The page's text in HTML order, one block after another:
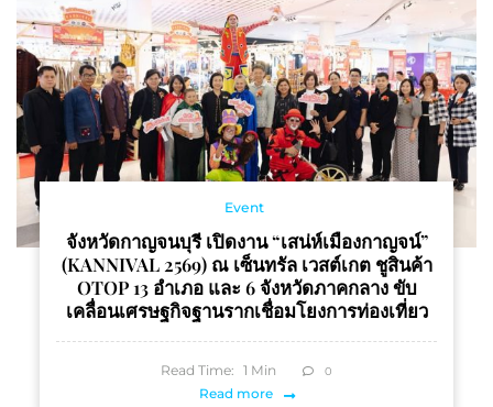
Event
จังหวัดกาญจนบุรี เปิดงาน “เสน่ห์เมืองกาญจน์”
(KANNIVAL 2569) ณ เซ็นทรัล เวสต์เกต ชูสินค้า
OTOP 13 อำเภอ และ 6 จังหวัดภาคกลาง ขับ
เคลื่อนเศรษฐกิจฐานรากเชื่อมโยงการท่องเที่ยว
Read Time: 1 Min 0
Read more